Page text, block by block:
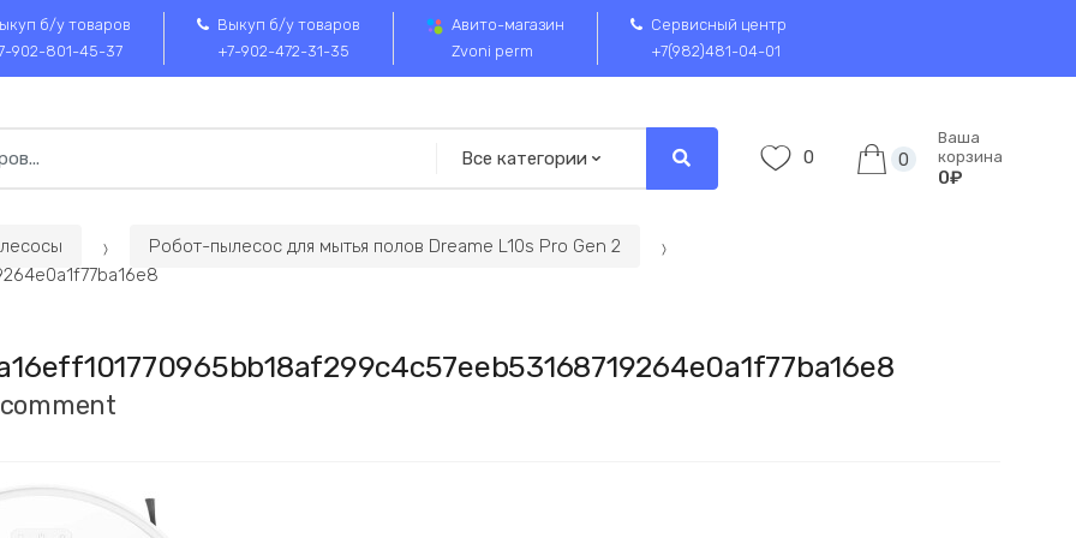
б/у товаров
902-801-45-37
Выкуп б/у товаров
+7-902-472-31-35
Авито-магазин
Zvoni perm
Сервисный центр
+7(982)481-04-01
0 0
Ваша
корзина
0₽
Робот-пылесос для мытья полов Dreame L10s Pro Gen 2